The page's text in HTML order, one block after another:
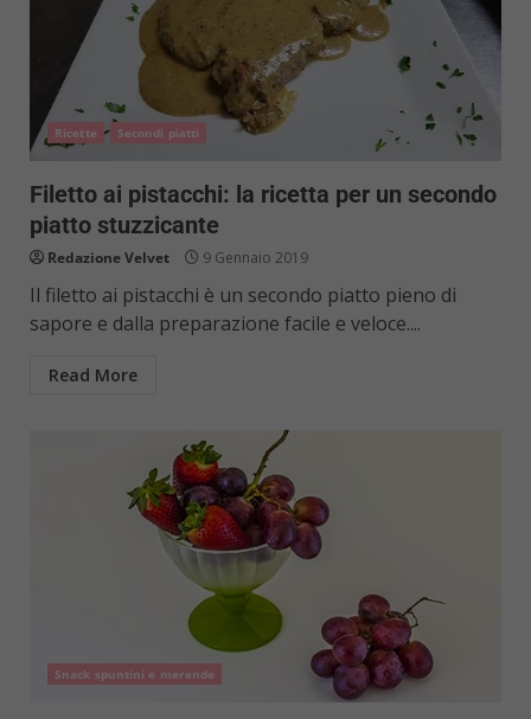
Ricette Secondi piatti
Filetto ai pistacchi: la ricetta per un secondo
piatto stuzzicante
Redazione Velvet 9 Gennaio 2019
Il filetto ai pistacchi è un secondo piatto pieno di
sapore e dalla preparazione facile e veloce....
Read More
Snack spuntini e merende